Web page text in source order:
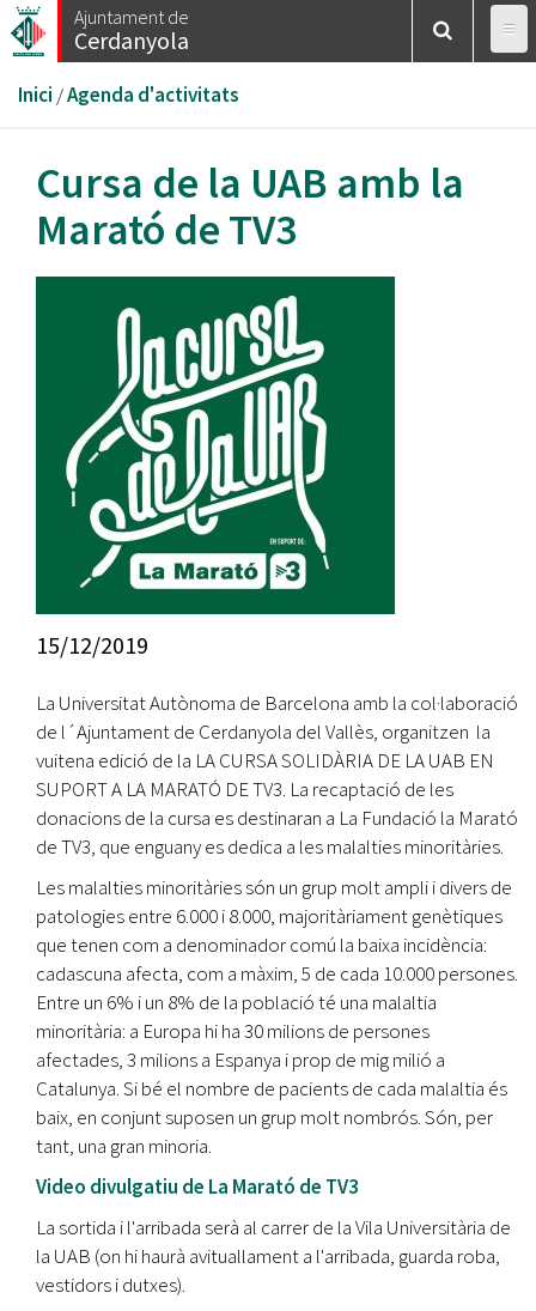
Vés
al
Ajuntament de
Cerdanyola
Esteu
aquí
Inici /Agenda d'activitats
Cursa de la UAB amb la
Marató de TV3
15/12/2019
La Universitat Autònoma de Barcelona amb la col·laboració
de l´Ajuntament de Cerdanyola del Vallès, organitzen la
vuitena edició de la LA CURSA SOLIDÀRIA DE LA UAB EN
SUPORT A LA MARATÓ DE TV3. La recaptació de les
donacions de la cursa es destinaran a La Fundació la Marató
de TV3, que enguany es dedica a les malalties minoritàries.
Les malalties minoritàries són un grup molt ampli i divers de
patologies entre 6.000 i 8.000, majoritàriament genètiques
que tenen com a denominador comú la baixa incidència:
cadascuna afecta, com a màxim, 5 de cada 10.000 persones.
Entre un 6% i un 8% de la població té una malaltia
minoritària: a Europa hi ha 30 milions de persones
afectades, 3 milions a Espanya i prop de mig milió a
Catalunya. Si bé el nombre de pacients de cada malaltia és
baix, en conjunt suposen un grup molt nombrós. Són, per
tant, una gran minoria.
Video divulgatiu de La Marató de TV3
La sortida i l'arribada serà al carrer de la Vila Universitària de
la UAB (on hi haurà avituallament a l'arribada, guarda roba,
vestidors i dutxes).